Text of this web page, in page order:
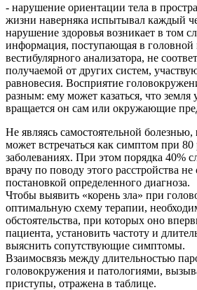
- нарушение ориентации тела в
жизни наверняка испытывал каждый
нарушение здоровья возникает в том
информация, поступающая в головной
вестибулярного анализатора, не
получаемой от других систем,
равновесия. Восприятие
разным: ему может казаться, что земля
вращается он сам или окружающие
Не являясь самостоятельной болезнью,
может встречаться как симптом при
заболеваниях. При этом порядка 40%
врачу по поводу этого расстройства
постановкой определенного диагноза.
Чтобы выявить «корень зла» при
оптимальную схему терапии,
обстоятельства, при которых оно
пациента, установить частоту и
выяснить сопутствующие симптомы.
Взаимосвязь между длительностью
головокружения и патологиями,
приступы, отражена в таблице.